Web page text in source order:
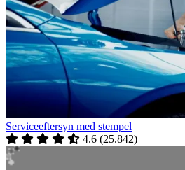
Serviceeftersyn med stempel
4.6 (25.842)